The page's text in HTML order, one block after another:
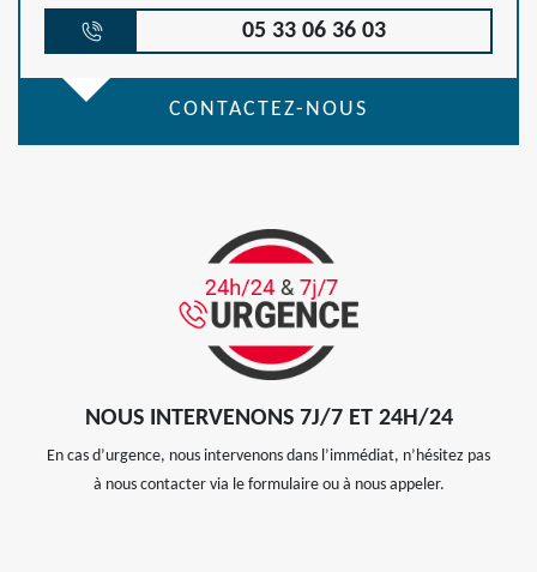
05 33 06 36 03
CONTACTEZ-NOUS
NOUS INTERVENONS 7J/7 ET 24H/24
En cas d’urgence, nous intervenons dans l’immédiat, n’hésitez pas
à nous contacter via le formulaire ou à nous appeler.